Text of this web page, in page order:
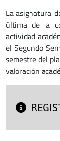
La asignatura
última de la
actividad
el Segundo
semestre del
valoración